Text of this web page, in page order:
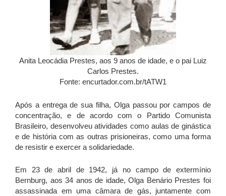
Anita Leocádia Prestes, aos 9 anos de idade, e o pai Luiz
Carlos Prestes.
Fonte: encurtador.com.br/tATW1
Após a entrega de sua filha, Olga passou por campos de
concentração, e de acordo com o Partido Comunista
Brasileiro, desenvolveu atividades como aulas de ginástica
e de história com as outras prisioneiras, como uma forma
de resistir e exercer a solidariedade.
Em 23 de abril de 1942, já no campo de extermínio
Bernburg, aos 34 anos de idade, Olga Benário Prestes foi
assassinada em uma câmara de gás, juntamente com